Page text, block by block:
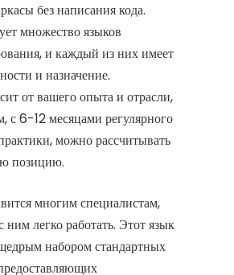
без написания кода.
множество языков
и каждый из них имеет
и назначение.
от вашего опыта и отрасли,
с 6-12 месяцами регулярного
можно рассчитывать
позицию.
многим специалистам,
ним легко работать. Этот язык
набором стандартных